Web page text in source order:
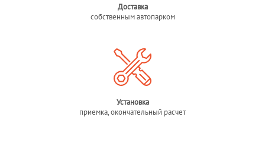
Доставка
собственным автопарком
Установка
приемка, окончательный расчет